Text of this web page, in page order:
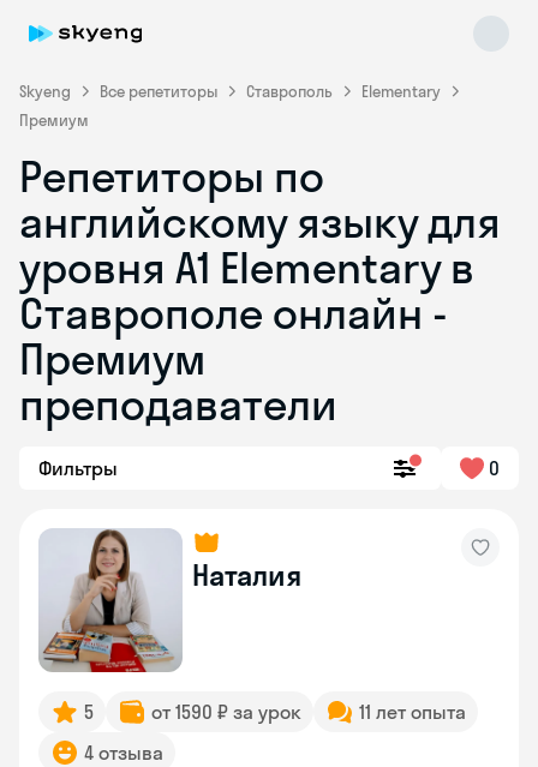
Skyeng Все репетиторы Ставрополь
Elementary
Премиум
Репетиторы по
английскому языку для
уровня A1 Elementary в
Ставрополе онлайн -
Премиум
преподаватели
Фильтры 0
Наталия
5 от 1590 ₽ за урок
11 лет опыта
4 отзыва
Skyeng Chat
online